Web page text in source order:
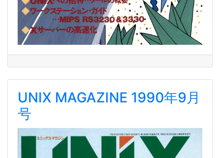
UNIX MAGAZINE 1990年9月
号